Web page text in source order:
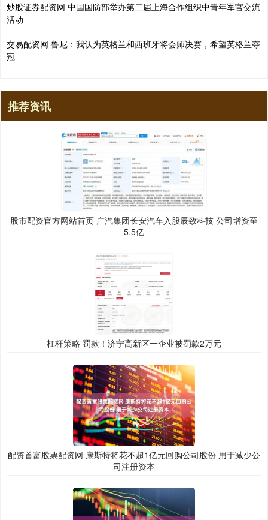
炒股证券配资网 中国国防部举办第二届上海合作组织中青年军官交流
活动
交易配资网 鲁尼：我认为英格兰和西班牙将会师决赛，希望英格兰夺
冠
推荐资讯
股市配资官方网站首页 广汽集团长安汽车入股辰致科技 公司增资至
5.5亿
杠杆策略 罚款！济宁高新区一企业被罚款2万元
配资首富股票配资网 康斯特将花不超1亿元回购公司股份 用于减少公
司注册资本